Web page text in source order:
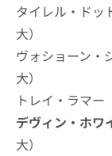
タイレル・ドッ
大）
ヴォショーン・
大）
トレイ・ラマー
デヴィン・ホワ
大）